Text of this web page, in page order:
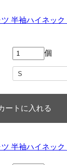
半袖ハイネック
個
半袖ハイネック